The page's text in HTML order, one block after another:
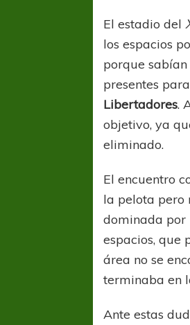
El estadio del
los espacios
porque
presentes
Libertadores.
objetivo, ya
eliminado.
El encuentro
la pelota pero
dominada por
espacios, que
área no se
terminaba en
Ante estas